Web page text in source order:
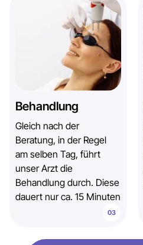
Behandlung
Gleich nach der
Beratung, in der Regel
am selben Tag, führt
unser Arzt die
Behandlung durch. Diese
dauert nur ca. 15 Minuten